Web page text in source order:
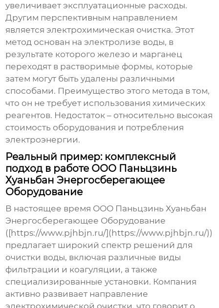
увеличивает эксплуатационные расходы.
Другим перспективным направлением
является электрохимическая очистка. Этот
метод основан на электролизе воды, в
результате которого железо и марганец
переходят в растворимые формы, которые
затем могут быть удалены различными
способами. Преимущество этого метода в том,
что он не требует использования химических
реагентов. Недостаток – относительно высокая
стоимость оборудования и потребления
электроэнергии.
Реальный пример: комплексный
подход в работе ООО Паньцзинь
Хуаньбан Энергосберегающее
Оборудование
В настоящее время ООО Паньцзинь Хуаньбан
Энергосберегающее Оборудование
([https://www.pjhbjn.ru/](https://www.pjhbjn.ru/))
предлагает широкий спектр решений для
очистки воды, включая различные виды
фильтрации и коагуляции, а также
специализированные установки. Компания
активно развивает направление